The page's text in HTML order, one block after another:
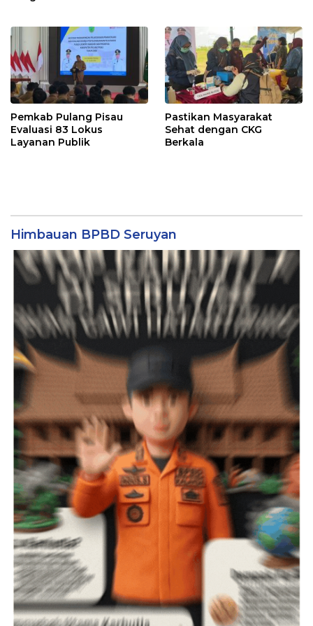
Pemkab Pulang Pisau
Evaluasi 83 Lokus
Layanan Publik
Pastikan Masyarakat
Sehat dengan CKG
Berkala
Himbauan BPBD Seruyan